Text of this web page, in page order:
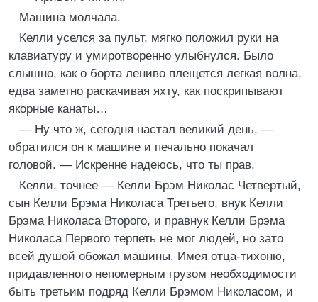
Машина молчала.
Келли уселся за пульт, мягко положил руки на
клавиатуру и умиротворенно улыбнулся. Было
слышно, как о борта лениво плещется легкая волна,
едва заметно раскачивая яхту, как поскрипывают
якорные канаты…
— Ну что ж, сегодня настал великий день, —
обратился он к машине и печально покачал
головой. — Искренне надеюсь, что ты прав.
Келли, точнее — Келли Брэм Николас Четвертый,
сын Келли Брэма Николаса Третьего, внук Келли
Брэма Николаса Второго, и правнук Келли Брэма
Николаса Первого терпеть не мог людей, но зато
всей душой обожал машины. Имея отца-тихоню,
придавленного непомерным грузом необходимости
быть третьим подряд Келли Брэмом Николасом, и